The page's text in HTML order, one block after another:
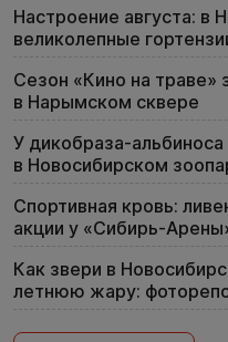
Настроение августа: в
великолепные
Сезон «Кино на
в Нарымском сквере
У дикобраза-
в Новосибирском
Спортивная кровь:
акции у «Сибирь-
Как звери в
летнюю жару: